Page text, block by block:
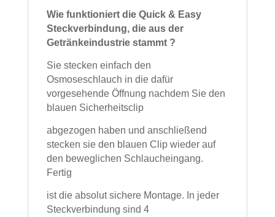
Wie funktioniert die Quick & Easy
Steckverbindung, die aus der
Getränkeindustrie stammt ?
Sie stecken einfach den
Osmoseschlauch in die dafür
vorgesehende Öffnung nachdem Sie den
blauen Sicherheitsclip
abgezogen haben und anschließend
stecken sie den blauen Clip wieder auf
den beweglichen Schlaucheingang.
Fertig
ist die absolut sichere Montage. In jeder
Steckverbindung sind 4